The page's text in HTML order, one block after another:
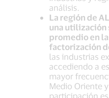
análisis.
La región de
una utilización
promedio en
factorización
las industrias
accediendo a
mayor
Medio Oriente
participación es